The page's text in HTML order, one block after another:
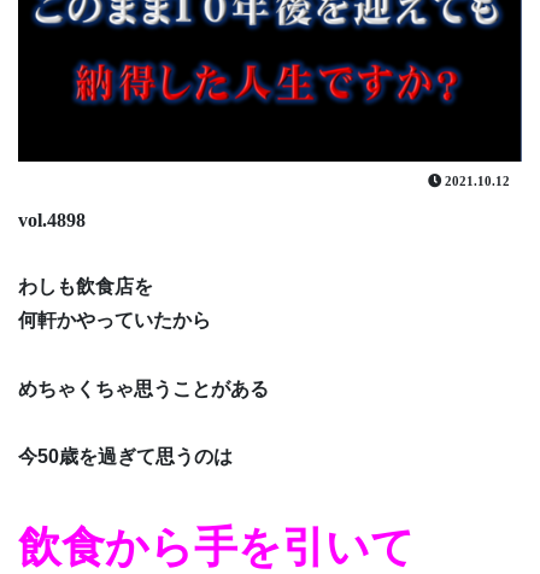
2021.10.12
vol.4898
わしも飲食店を
何軒かやっていたから
めちゃくちゃ思うことがある
今50歳を過ぎて思うのは
飲食から手を引いて